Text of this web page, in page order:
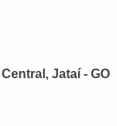
Jataí - GO